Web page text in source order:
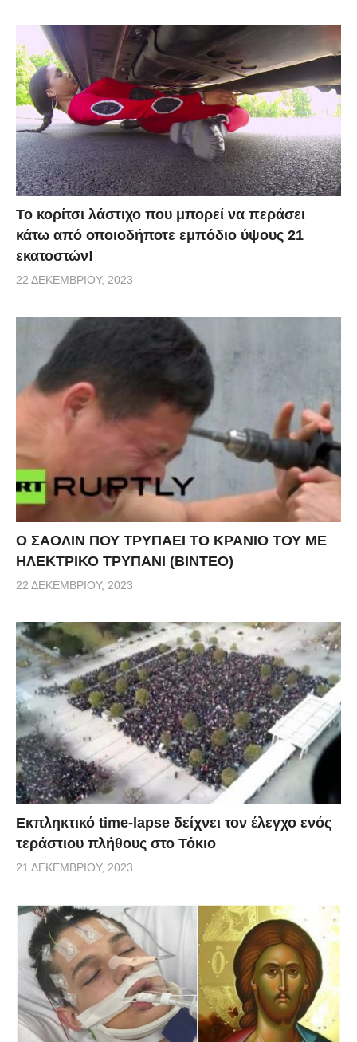
Το κορίτσι λάστιχο που μπορεί να περάσει
κάτω από οποιοδήποτε εμπόδιο ύψους 21
εκατοστών!
22 ΔΕΚΕΜΒΡΊΟΥ, 2023
Ο ΣΑΟΛΙΝ ΠΟΥ ΤΡΥΠΑΕΙ ΤΟ ΚΡΑΝΙΟ ΤΟΥ ΜΕ
ΗΛΕΚΤΡΙΚΟ ΤΡΥΠΑΝΙ (ΒΙΝΤΕΟ)
22 ΔΕΚΕΜΒΡΊΟΥ, 2023
Εκπληκτικό time-lapse δείχνει τον έλεγχο ενός
τεράστιου πλήθους στο Τόκιο
21 ΔΕΚΕΜΒΡΊΟΥ, 2023